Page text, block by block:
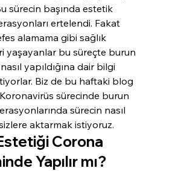
sürecin başında estetik
ertelendi. Fakat
alamama gibi sağlık
yaşayanlar bu süreçte burun
yapıldığına dair bilgi
Biz de bu haftaki blog
Koronavirüs sürecinde burun
sürecin nasıl
aktarmak istiyoruz.
Corona
Yapılır mı?